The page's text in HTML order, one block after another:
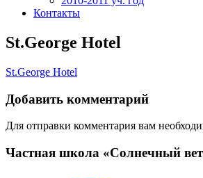
Контакты
St.George Hotel
St.George Hotel
Добавить комментарий
Для отправки комментария вам
Частная школа «Солнечный